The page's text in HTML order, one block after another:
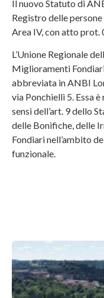
Il nuovo Statuto di
Registro delle
Area IV, con atto prot.
L’Unione Regionale
Miglioramenti
abbreviata in ANBI
via Ponchielli 5. Essa
sensi dell’art. 9 dello
delle Bonifiche, delle
Fondiari nell’ambito
funzionale.